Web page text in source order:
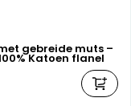
gebreide muts –
Katoen flanel